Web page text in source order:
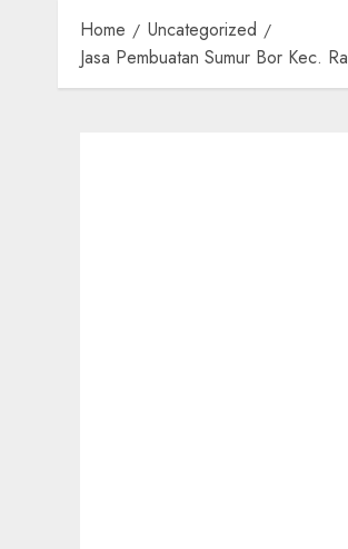
Home
Uncategorized
Jasa Pembuatan Sumur Bor Kec.